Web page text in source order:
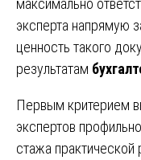
максимально
эксперта напрямую
ценность такого
результатам
Первым критерием
экспертов
стажа